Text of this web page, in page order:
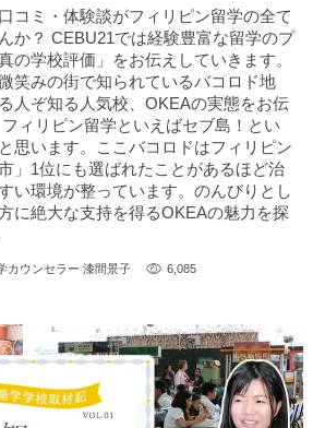
コミ・体験談がフィリピン留学の全て
か？ CEBU21では経験豊富な留学のプ
の学校評価」をお伝えしていきます。
笑みの街で知られているバコロド地
人ぞ知る人気校、OKEAの実態をお伝
ィリピン留学といえばセブ島！とい
思います。ここバコロドはフィリピン
」1位にも選ばれたことがあるほど治
い環境が整っています。のんびりとし
に絶大な支持を得るOKEAの魅力を探
カウンセラー 漆間景子 6,085